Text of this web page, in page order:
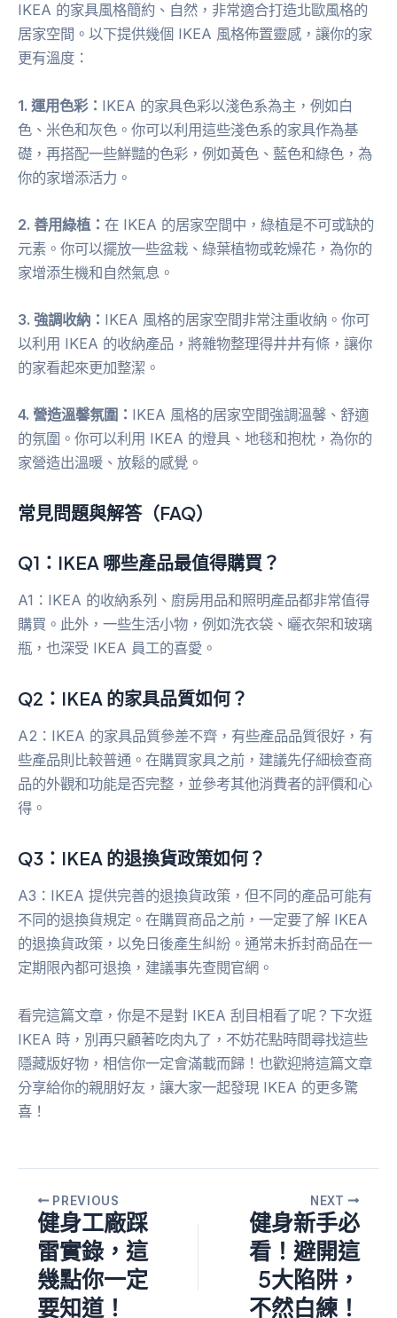
IKEA 的家具風格簡約、自然，非常適合打造北歐風格的
居家空間。以下提供幾個 IKEA 風格佈置靈感，讓你的家
更有溫度：
1. 運用色彩： IKEA 的家具色彩以淺色系為主，例如白
色、米色和灰色。你可以利用這些淺色系的家具作為基
礎，再搭配一些鮮豔的色彩，例如黃色、藍色和綠色，為
你的家增添活力。
2. 善用綠植： 在 IKEA 的居家空間中，綠植是不可或缺的
元素。你可以擺放一些盆栽、綠葉植物或乾燥花，為你的
家增添生機和自然氣息。
3. 強調收納： IKEA 風格的居家空間非常注重收納。你可
以利用 IKEA 的收納產品，將雜物整理得井井有條，讓你
的家看起來更加整潔。
4. 營造溫馨氛圍： IKEA 風格的居家空間強調溫馨、舒適
的氛圍。你可以利用 IKEA 的燈具、地毯和抱枕，為你的
家營造出溫暖、放鬆的感覺。
常見問題與解答（FAQ）
Q1：IKEA 哪些產品最值得購買？
A1：IKEA 的收納系列、廚房用品和照明產品都非常值得
購買。此外，一些生活小物，例如洗衣袋、曬衣架和玻璃
瓶，也深受 IKEA 員工的喜愛。
Q2：IKEA 的家具品質如何？
A2：IKEA 的家具品質參差不齊，有些產品品質很好，有
些產品則比較普通。在購買家具之前，建議先仔細檢查商
品的外觀和功能是否完整，並參考其他消費者的評價和心
得。
Q3：IKEA 的退換貨政策如何？
A3：IKEA 提供完善的退換貨政策，但不同的產品可能有
不同的退換貨規定。在購買商品之前，一定要了解 IKEA
的退換貨政策，以免日後產生糾紛。通常未拆封商品在一
定期限內都可退換，建議事先查閱官網。
看完這篇文章，你是不是對 IKEA 刮目相看了呢？下次逛
IKEA 時，別再只顧著吃肉丸了，不妨花點時間尋找這些
隱藏版好物，相信你一定會滿載而歸！也歡迎將這篇文章
分享給你的親朋好友，讓大家一起發現 IKEA 的更多驚
喜！
PREVIOUS
健身工廠踩
雷實錄，這
幾點你一定
要知道！
NEXT
健身新手必
看！避開這
5大陷阱，
不然白練！